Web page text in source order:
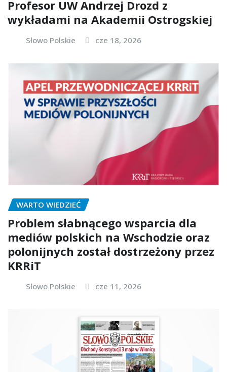
Profesor UW Andrzej Drozd z
wykładami na Akademii Ostrogskiej
Słowo Polskie cze 18, 2026
WARTO WIEDZIEĆ
Problem słabnącego wsparcia dla
mediów polskich na Wschodzie oraz
polonijnych został dostrzeżony przez
KRRiT
Słowo Polskie cze 11, 2026